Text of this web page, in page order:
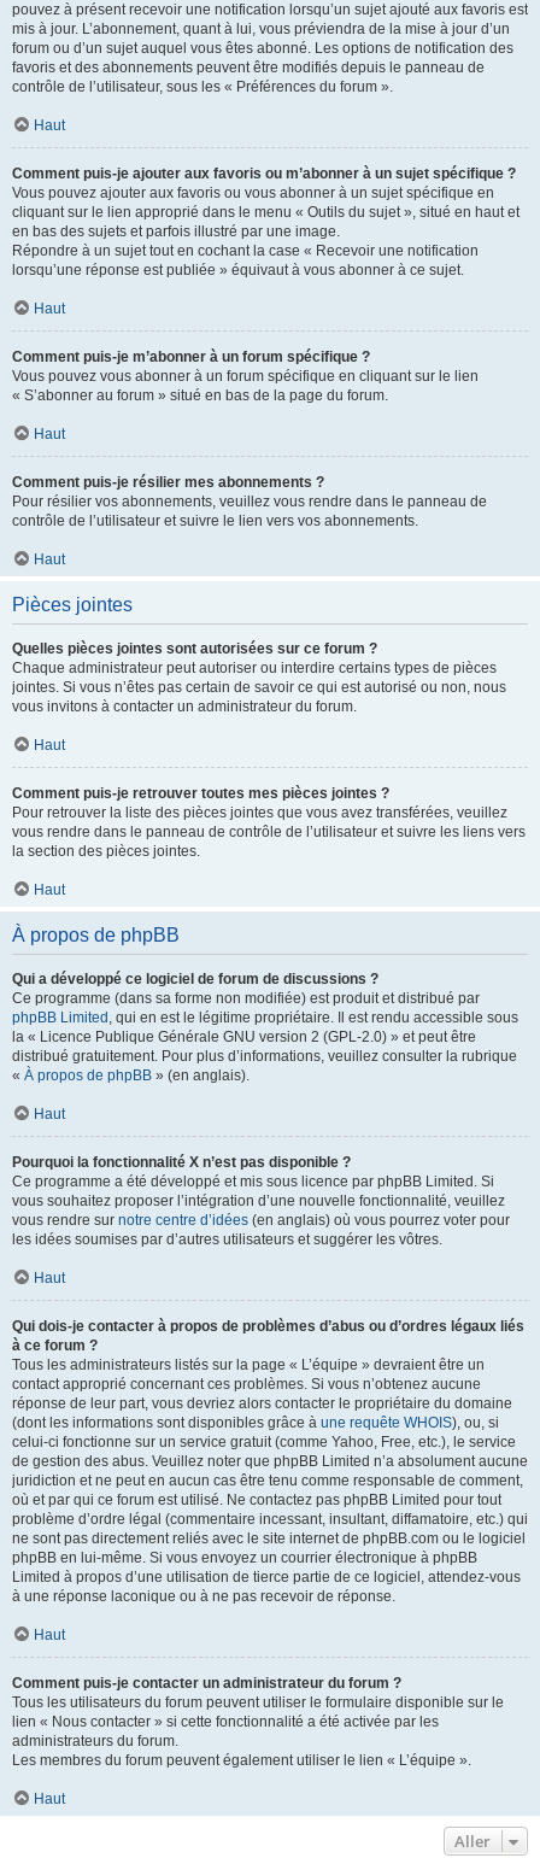
pouvez à présent recevoir une notification lorsqu’un sujet ajouté aux favoris est
mis à jour. L’abonnement, quant à lui, vous préviendra de la mise à jour d’un
forum ou d’un sujet auquel vous êtes abonné. Les options de notification des
favoris et des abonnements peuvent être modifiés depuis le panneau de
contrôle de l’utilisateur, sous les « Préférences du forum ».
Haut
Comment puis-je ajouter aux favoris ou m’abonner à un sujet spécifique ?
Vous pouvez ajouter aux favoris ou vous abonner à un sujet spécifique en
cliquant sur le lien approprié dans le menu « Outils du sujet », situé en haut et
en bas des sujets et parfois illustré par une image.
Répondre à un sujet tout en cochant la case « Recevoir une notification
lorsqu’une réponse est publiée » équivaut à vous abonner à ce sujet.
Haut
Comment puis-je m’abonner à un forum spécifique ?
Vous pouvez vous abonner à un forum spécifique en cliquant sur le lien
« S’abonner au forum » situé en bas de la page du forum.
Haut
Comment puis-je résilier mes abonnements ?
Pour résilier vos abonnements, veuillez vous rendre dans le panneau de
contrôle de l’utilisateur et suivre le lien vers vos abonnements.
Haut
Pièces jointes
Quelles pièces jointes sont autorisées sur ce forum ?
Chaque administrateur peut autoriser ou interdire certains types de pièces
jointes. Si vous n’êtes pas certain de savoir ce qui est autorisé ou non, nous
vous invitons à contacter un administrateur du forum.
Haut
Comment puis-je retrouver toutes mes pièces jointes ?
Pour retrouver la liste des pièces jointes que vous avez transférées, veuillez
vous rendre dans le panneau de contrôle de l’utilisateur et suivre les liens vers
la section des pièces jointes.
Haut
À propos de phpBB
Qui a développé ce logiciel de forum de discussions ?
Ce programme (dans sa forme non modifiée) est produit et distribué par
phpBB Limited , qui en est le légitime propriétaire. Il est rendu accessible sous
la « Licence Publique Générale GNU version 2 (GPL-2.0) » et peut être
distribué gratuitement. Pour plus d’informations, veuillez consulter la rubrique
« À propos de phpBB » (en anglais).
Haut
Pourquoi la fonctionnalité X n’est pas disponible ?
Ce programme a été développé et mis sous licence par phpBB Limited. Si
vous souhaitez proposer l’intégration d’une nouvelle fonctionnalité, veuillez
vous rendre sur notre centre d’idées (en anglais) où vous pourrez voter pour
les idées soumises par d’autres utilisateurs et suggérer les vôtres.
Haut
Qui dois-je contacter à propos de problèmes d’abus ou d’ordres légaux liés
à ce forum ?
Tous les administrateurs listés sur la page « L’équipe » devraient être un
contact approprié concernant ces problèmes. Si vous n’obtenez aucune
réponse de leur part, vous devriez alors contacter le propriétaire du domaine
(dont les informations sont disponibles grâce à une requête WHOIS), ou, si
celui-ci fonctionne sur un service gratuit (comme Yahoo, Free, etc.), le service
de gestion des abus. Veuillez noter que phpBB Limited n’a absolument aucune
juridiction et ne peut en aucun cas être tenu comme responsable de comment,
où et par qui ce forum est utilisé. Ne contactez pas phpBB Limited pour tout
problème d’ordre légal (commentaire incessant, insultant, diffamatoire, etc.) qui
ne sont pas directement reliés avec le site internet de phpBB.com ou le logiciel
phpBB en lui-même. Si vous envoyez un courrier électronique à phpBB
Limited à propos d’une utilisation de tierce partie de ce logiciel, attendez-vous
à une réponse laconique ou à ne pas recevoir de réponse.
Haut
Comment puis-je contacter un administrateur du forum ?
Tous les utilisateurs du forum peuvent utiliser le formulaire disponible sur le
lien « Nous contacter » si cette fonctionnalité a été activée par les
administrateurs du forum.
Les membres du forum peuvent également utiliser le lien « L’équipe ».
Haut
Aller